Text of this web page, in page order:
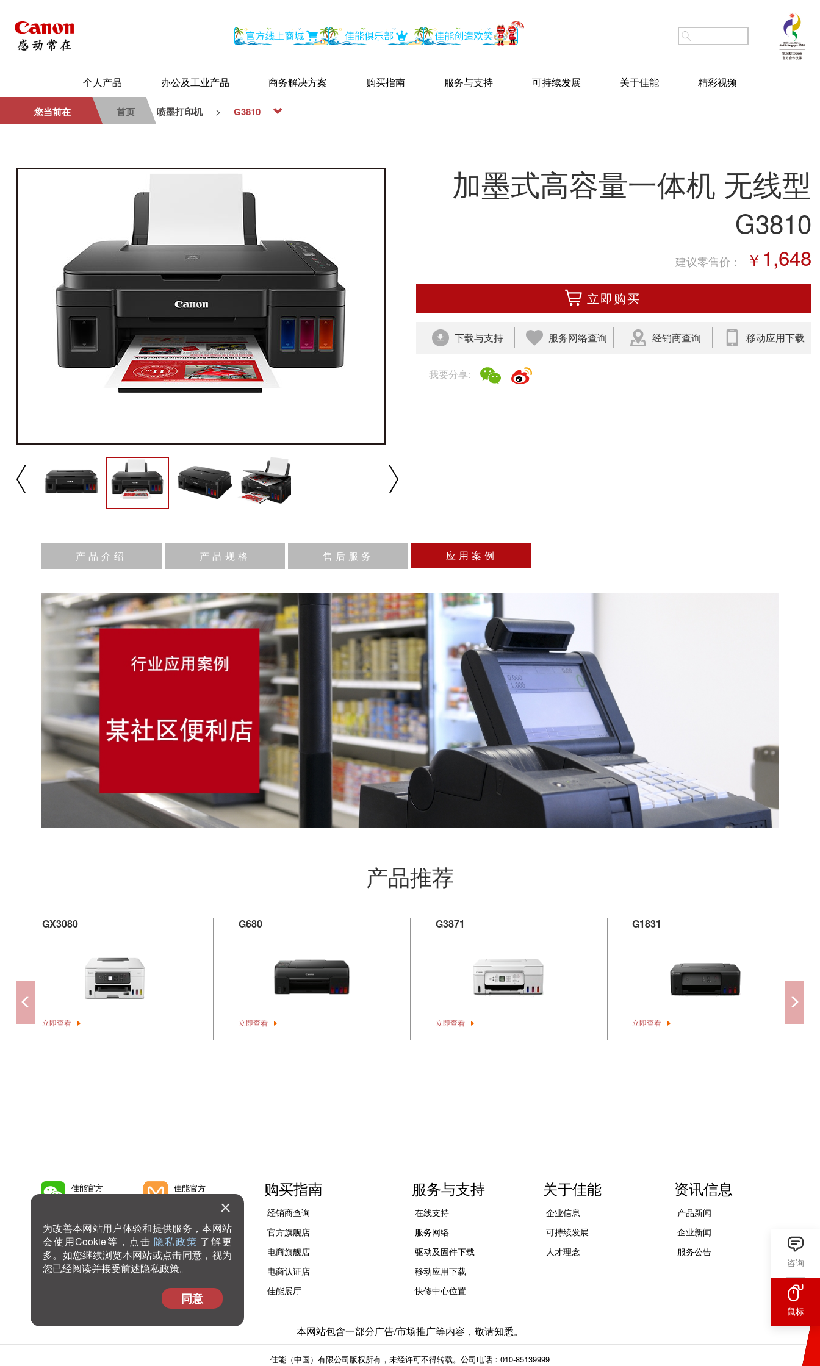
个人产品 办公及工业产品 商务解决方案 购买指南 服务与支持 可持续发展 关于佳能 精彩视频
为改善本网站用户体验和提供服务，本网站
会使用Cookie等，点击 隐私政策 了解更
多。如您继续浏览本网站或点击同意，视为
您已经阅读并接受前述隐私政策。
同意
您当前在 首页 喷墨打印机 > G3810
加墨式高容量一体机 无线型
G3810
建议零售价 ： ￥ 1,648
立即购买
下载与支持 服务网络查询 经销商查询 移动应用下载
我要分享:
产品介绍 产品规格 售后服务 应用案例
产品推荐
GX3080
立即查看
G680
立即查看
G3871
立即查看
G1831
立即查看
佳能官方
佳能官方
佳能官方
微博号
佳能官方
抖音号
佳能官方
查看
购买指南
经销商查询
官方旗舰店
电商旗舰店
电商认证店
佳能展厅
服务与支持
在线支持
服务网络
驱动及固件下载
移动应用下载
快修中心位置
关于佳能
企业信息
可持续发展
人才理念
资讯信息
产品新闻
企业新闻
服务公告
本网站包含一部分广告/市场推广等内容，敬请知悉。
佳能（中国）有限公司版权所有，未经许可不得转载。 公司电话：010-85139999
咨询
鼠标